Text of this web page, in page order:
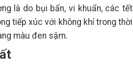
là do bụi bẩn, vi khuẩn, các tết
tiếp xúc với không khí trong thời
màu đen sậm.